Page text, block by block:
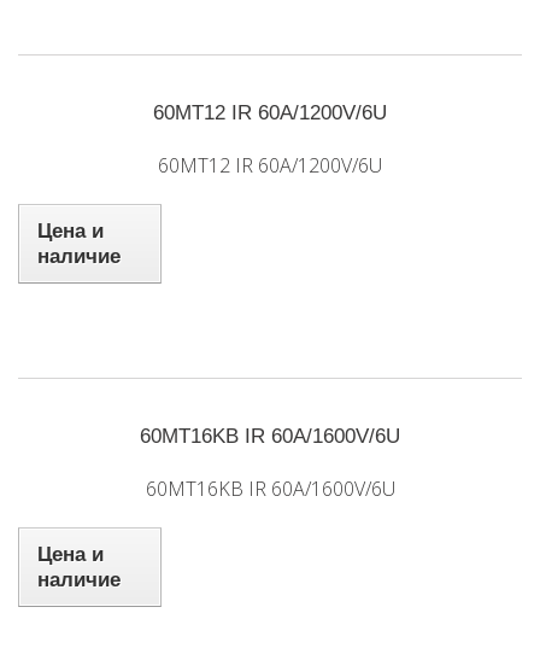
60MT12 IR 60A/1200V/6U
60MT12 IR 60A/1200V/6U
Цена и
наличие
60MT16KB IR 60A/1600V/6U
60MT16KB IR 60A/1600V/6U
Цена и
наличие